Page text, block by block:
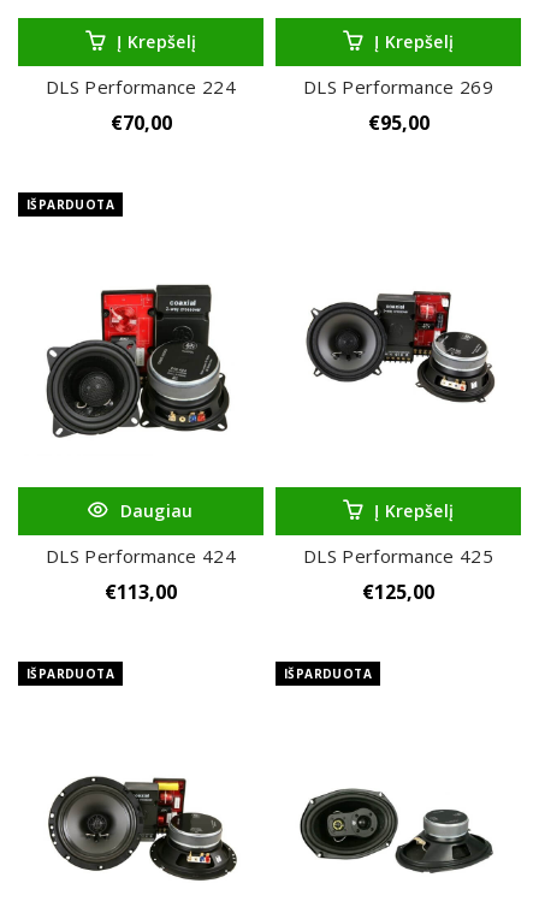
Į Krepšelį
DLS Performance 224
€70,00
Į Krepšelį
DLS Performance 269
€95,00
IŠPARDUOTA
Daugiau
DLS Performance 424
€113,00
Į Krepšelį
DLS Performance 425
€125,00
IŠPARDUOTA IŠPARDUOTA